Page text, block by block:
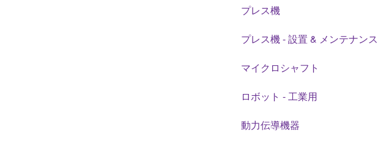
プレス機
プレス機 - 設置 & メンテナンス
マイクロシャフト
ロボット - 工業用
動力伝導機器